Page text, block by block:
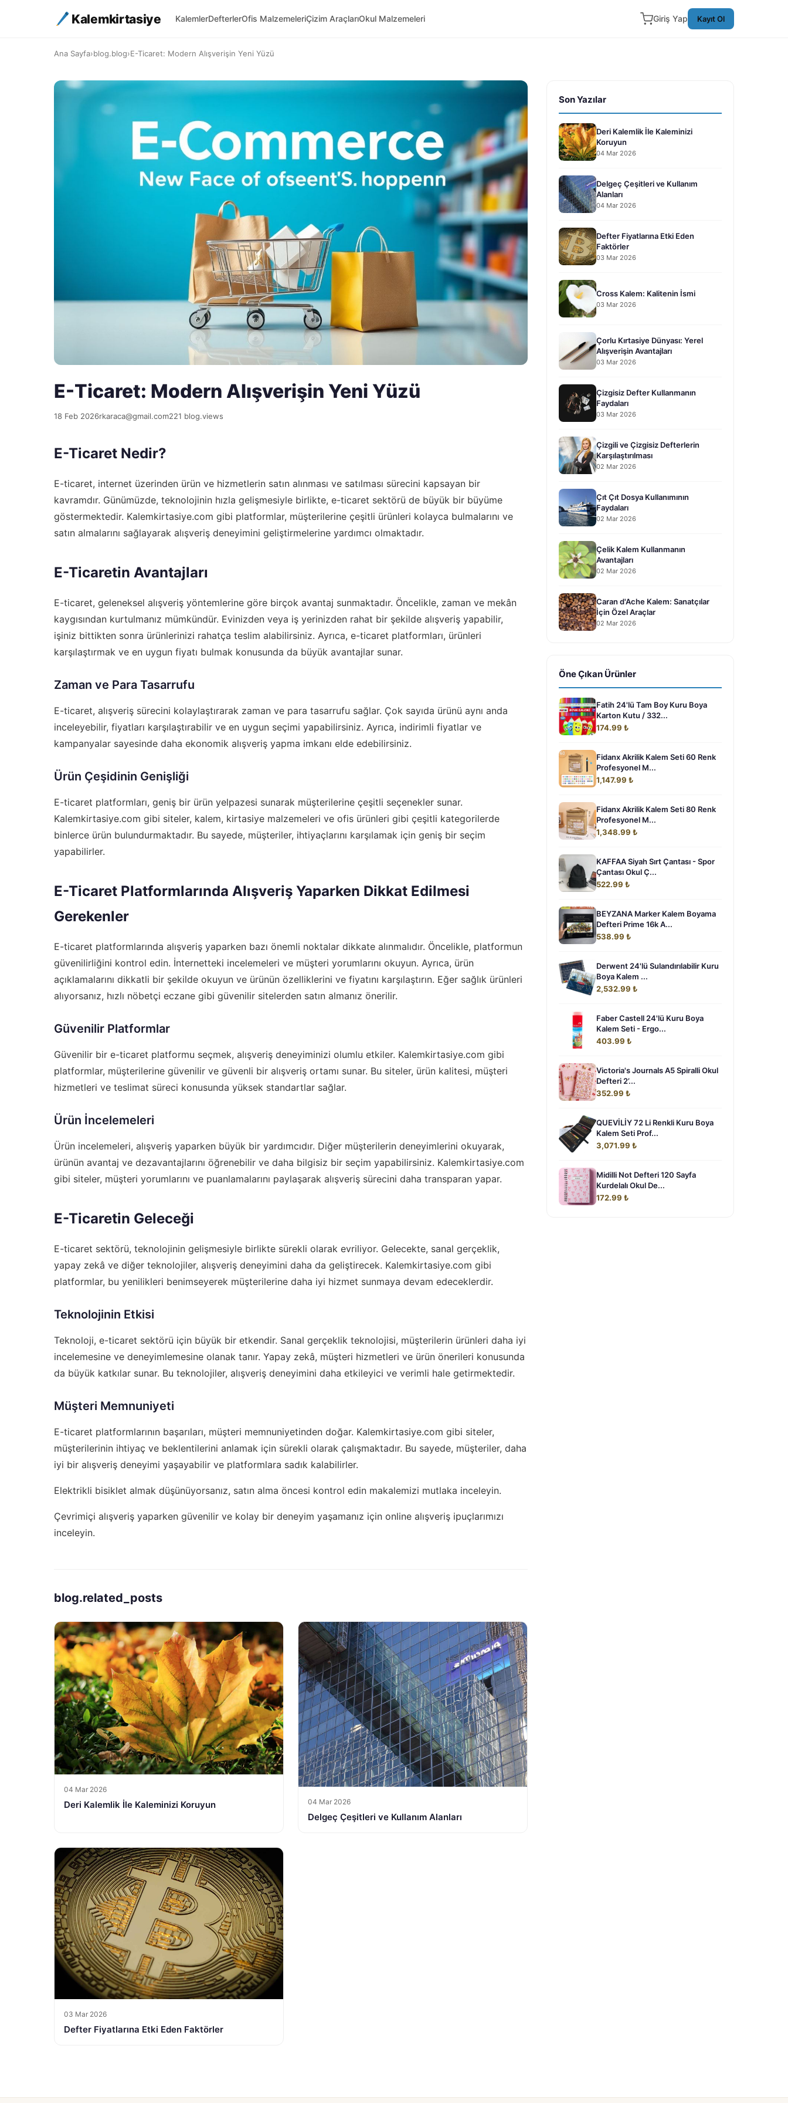
Kalemkirtasiye KalemlerDefterlerOfis MalzemeleriÇizim AraçlarıOkul Malzemeleri Giriş Yap Kayıt Ol
Ana Sayfa›blog.blog›E-Ticaret: Modern Alışverişin Yeni Yüzü
E-Ticaret: Modern Alışverişin Yeni Yüzü
18 Feb 2026rkaraca@gmail.com221 blog.views
E-Ticaret Nedir?
E-ticaret, internet üzerinden ürün ve hizmetlerin satın alınması ve satılması sürecini kapsayan bir
kavramdır. Günümüzde, teknolojinin hızla gelişmesiyle birlikte, e-ticaret sektörü de büyük bir büyüme
göstermektedir. Kalemkirtasiye.com gibi platformlar, müşterilerine çeşitli ürünleri kolayca bulmalarını ve
satın almalarını sağlayarak alışveriş deneyimini geliştirmelerine yardımcı olmaktadır.
E-Ticaretin Avantajları
E-ticaret, geleneksel alışveriş yöntemlerine göre birçok avantaj sunmaktadır. Öncelikle, zaman ve mekân
kaygısından kurtulmanız mümkündür. Evinizden veya iş yerinizden rahat bir şekilde alışveriş yapabilir,
işiniz bittikten sonra ürünlerinizi rahatça teslim alabilirsiniz. Ayrıca, e-ticaret platformları, ürünleri
karşılaştırmak ve en uygun fiyatı bulmak konusunda da büyük avantajlar sunar.
Zaman ve Para Tasarrufu
E-ticaret, alışveriş sürecini kolaylaştırarak zaman ve para tasarrufu sağlar. Çok sayıda ürünü aynı anda
inceleyebilir, fiyatları karşılaştırabilir ve en uygun seçimi yapabilirsiniz. Ayrıca, indirimli fiyatlar ve
kampanyalar sayesinde daha ekonomik alışveriş yapma imkanı elde edebilirsiniz.
Ürün Çeşidinin Genişliği
E-ticaret platformları, geniş bir ürün yelpazesi sunarak müşterilerine çeşitli seçenekler sunar.
Kalemkirtasiye.com gibi siteler, kalem, kirtasiye malzemeleri ve ofis ürünleri gibi çeşitli kategorilerde
binlerce ürün bulundurmaktadır. Bu sayede, müşteriler, ihtiyaçlarını karşılamak için geniş bir seçim
yapabilirler.
E-Ticaret Platformlarında Alışveriş Yaparken Dikkat Edilmesi
Gerekenler
E-ticaret platformlarında alışveriş yaparken bazı önemli noktalar dikkate alınmalıdır. Öncelikle, platformun
güvenilirliğini kontrol edin. İnternetteki incelemeleri ve müşteri yorumlarını okuyun. Ayrıca, ürün
açıklamalarını dikkatli bir şekilde okuyun ve ürünün özelliklerini ve fiyatını karşılaştırın. Eğer sağlık ürünleri
alıyorsanız, hızlı nöbetçi eczane gibi güvenilir sitelerden satın almanız önerilir.
Güvenilir Platformlar
Güvenilir bir e-ticaret platformu seçmek, alışveriş deneyiminizi olumlu etkiler. Kalemkirtasiye.com gibi
platformlar, müşterilerine güvenilir ve güvenli bir alışveriş ortamı sunar. Bu siteler, ürün kalitesi, müşteri
hizmetleri ve teslimat süreci konusunda yüksek standartlar sağlar.
Ürün İncelemeleri
Ürün incelemeleri, alışveriş yaparken büyük bir yardımcıdır. Diğer müşterilerin deneyimlerini okuyarak,
ürünün avantaj ve dezavantajlarını öğrenebilir ve daha bilgisiz bir seçim yapabilirsiniz. Kalemkirtasiye.com
gibi siteler, müşteri yorumlarını ve puanlamalarını paylaşarak alışveriş sürecini daha transparan yapar.
E-Ticaretin Geleceği
E-ticaret sektörü, teknolojinin gelişmesiyle birlikte sürekli olarak evriliyor. Gelecekte, sanal gerçeklik,
yapay zekâ ve diğer teknolojiler, alışveriş deneyimini daha da geliştirecek. Kalemkirtasiye.com gibi
platformlar, bu yenilikleri benimseyerek müşterilerine daha iyi hizmet sunmaya devam edeceklerdir.
Teknolojinin Etkisi
Teknoloji, e-ticaret sektörü için büyük bir etkendir. Sanal gerçeklik teknolojisi, müşterilerin ürünleri daha iyi
incelemesine ve deneyimlemesine olanak tanır. Yapay zekâ, müşteri hizmetleri ve ürün önerileri konusunda
da büyük katkılar sunar. Bu teknolojiler, alışveriş deneyimini daha etkileyici ve verimli hale getirmektedir.
Müşteri Memnuniyeti
E-ticaret platformlarının başarıları, müşteri memnuniyetinden doğar. Kalemkirtasiye.com gibi siteler,
müşterilerinin ihtiyaç ve beklentilerini anlamak için sürekli olarak çalışmaktadır. Bu sayede, müşteriler, daha
iyi bir alışveriş deneyimi yaşayabilir ve platformlara sadık kalabilirler.
Elektrikli bisiklet almak düşünüyorsanız, satın alma öncesi kontrol edin makalemizi mutlaka inceleyin.
Çevrimiçi alışveriş yaparken güvenilir ve kolay bir deneyim yaşamanız için online alışveriş ipuçlarımızı
inceleyin.
blog.related_posts
04 Mar 2026
Deri Kalemlik İle Kaleminizi Koruyun 04 Mar 2026
Delgeç Çeşitleri ve Kullanım Alanları
03 Mar 2026
Defter Fiyatlarına Etki Eden Faktörler
Son Yazılar
Deri Kalemlik İle Kaleminizi
Koruyun
04 Mar 2026
Delgeç Çeşitleri ve Kullanım
Alanları
04 Mar 2026
Defter Fiyatlarına Etki Eden
Faktörler
03 Mar 2026
Cross Kalem: Kalitenin İsmi
03 Mar 2026
Çorlu Kırtasiye Dünyası: Yerel
Alışverişin Avantajları
03 Mar 2026
Çizgisiz Defter Kullanmanın
Faydaları
03 Mar 2026
Çizgili ve Çizgisiz Defterlerin
Karşılaştırılması
02 Mar 2026
Çıt Çıt Dosya Kullanımının
Faydaları
02 Mar 2026
Çelik Kalem Kullanmanın
Avantajları
02 Mar 2026
Caran d'Ache Kalem: Sanatçılar
İçin Özel Araçlar
02 Mar 2026
Öne Çıkan Ürünler
Fatih 24'lü Tam Boy Kuru Boya
Karton Kutu / 332...
174.99 ₺
Fidanx Akrilik Kalem Seti 60 Renk
Profesyonel M...
1,147.99 ₺
Fidanx Akrilik Kalem Seti 80 Renk
Profesyonel M...
1,348.99 ₺
KAFFAA Siyah Sırt Çantası - Spor
Çantası Okul Ç...
522.99 ₺
BEYZANA Marker Kalem Boyama
Defteri Prime 16k A...
538.99 ₺
Derwent 24'lü Sulandırılabilir Kuru
Boya Kalem ...
2,532.99 ₺
Faber Castell 24'lü Kuru Boya
Kalem Seti - Ergo...
403.99 ₺
Victoria's Journals A5 Spiralli Okul
Defteri 2’...
352.99 ₺
QUEVİLİY 72 Li Renkli Kuru Boya
Kalem Seti Prof...
3,071.99 ₺
Midilli Not Defteri 120 Sayfa
Kurdelalı Okul De...
172.99 ₺